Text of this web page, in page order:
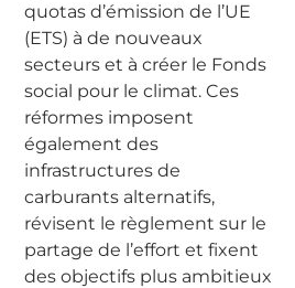
quotas d’émission de l’UE
(ETS) à de nouveaux
secteurs et à créer le Fonds
social pour le climat. Ces
réformes imposent
également des
infrastructures de
carburants alternatifs,
révisent le règlement sur le
partage de l’effort et fixent
des objectifs plus ambitieux